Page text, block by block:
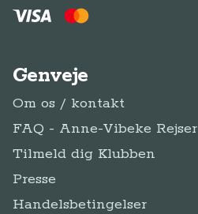
Genveje
Om os / kontakt
FAQ - Anne-Vibeke Rejser
Tilmeld dig Klubben
Presse
Handelsbetingelser